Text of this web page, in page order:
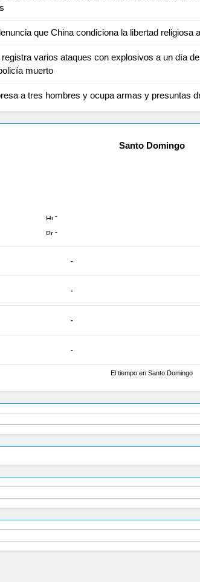
que China condiciona la libertad religiosa
varios ataques con explosivos a un día
muerto
a tres hombres y ocupa armas y presuntas
Santo Domingo
-
-
-
-
-
-
El tiempo en Santo Domingo